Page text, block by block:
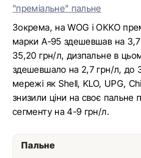
"преміальне" пальне
Зокрема, на WOG і ОККО
марки А-95 здешевшав на
35,20 грн/л, дизпальне в
здешевшало на 2,7 грн/л, до
мережі як Shell, KLO, UPG,
знизили ціни на своє пальне
сегменту на 4-9 грн/л.
Пальне